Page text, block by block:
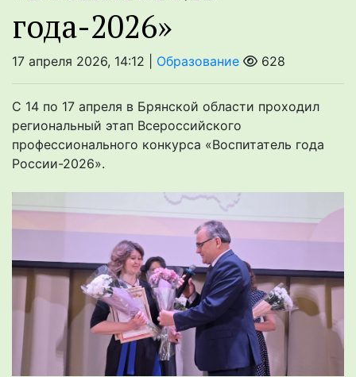
года-2026»
17 апреля 2026, 14:12 | Образование 628
С 14 по 17 апреля в Брянской области проходил
региональный этап Всероссийского
профессионального конкурса «Воспитатель года
России-2026».